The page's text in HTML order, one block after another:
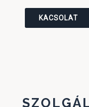
KACSOLAT